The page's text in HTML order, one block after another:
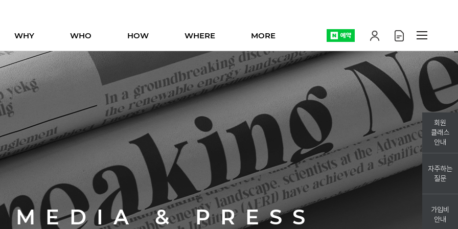
WHY WHO HOW WHERE MORE
MEDIA& PRESS
회원
클래스
안내
자주하는
질문
가입비
안내